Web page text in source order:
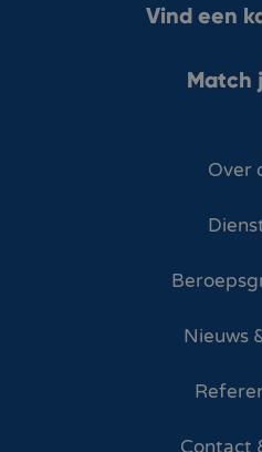
Vind een
Match
Over
Nieuws
Contact